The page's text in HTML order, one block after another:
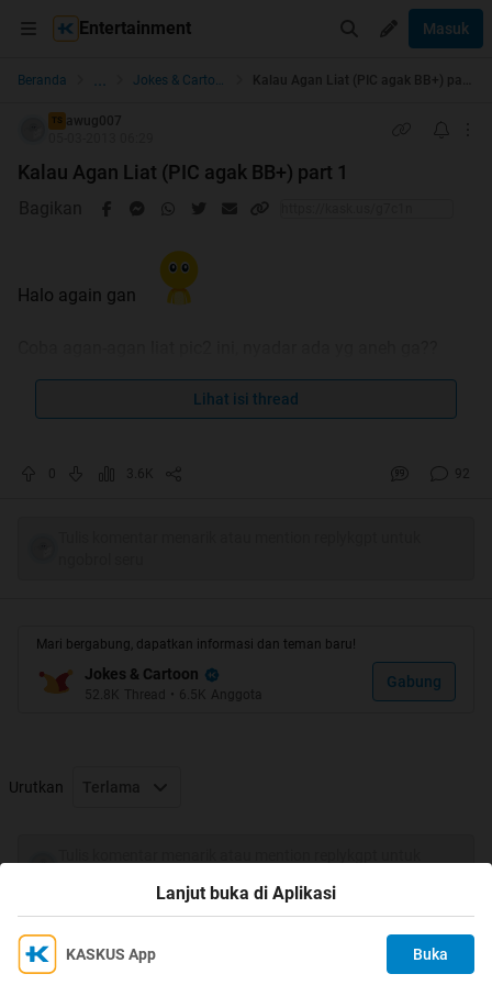
Entertainment Masuk
Beranda ... Jokes & Cartoon
TS awug007
Kalau Agan Liat (PIC agak BB+) part 1
Bagikan
Halo again gan
Spoilerforcekidot:
Lihat isi thread
3.6K 92
Mari bergabung, dapatkan informasi dan teman baru!
Jokes & Cartoon
52.8K Thread • 6.5K Anggota
Gabung
Urutkan Terlama
Ikuti KASKUS di
Kami menggunakan Cookies
Lanjut buka di Aplikasi
KASKUS App Buka